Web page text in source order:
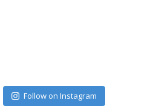
Follow on Instagram